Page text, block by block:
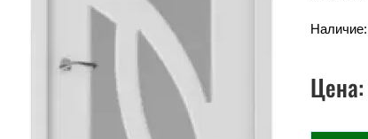
Наличие:
Цена: